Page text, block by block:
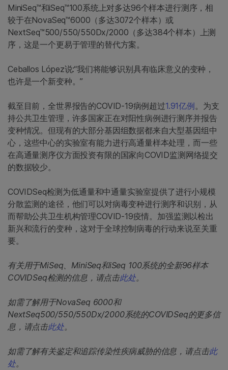
MiniSeq™和iSeq™100系统上对多达96个样本进行测序，相
较于在NovaSeq™6000（多达3072个样本）或
NextSeq™500/550/550Dx/2000（多达384个样本）上测
序，这是一个更易于管理的替代方案。
Ceballos López说:“我们将能够识别具有临床意义的变种，
也许是一个新变种。”
截至目前，全世界报告的COVID-19病例超过1.91亿例。为支
持公共卫生管理，许多国家正在对阳性病例进行测序并报告
变种情况。但现有的大部分基因组数据都来自大型基因组中
心，这些中心的实验室有能力进行高通量样本处理，而一些
在高通量测序仪方面投资有限的国家向COVID监测网络提交
的数据较少。
COVIDSeq检测为低通量和中通量实验室提供了进行小规模
分散监测的途径，他们可以对病毒变种进行测序和识别，从
而帮助公共卫生机构管理COVID-19疫情。加强监测以检出
新兴和流行的变种，这对于全球控制病毒的行动来说至关重
要。
有关用于MiSeq、MiniSeq和iSeq 100系统的全新96样本
COVIDSeq检测的信息，请点击此处。
如需了解用于NovaSeq 6000和
NextSeq500/550/550Dx/2000系统的COVIDSeq的更多信
息，请点击此处。
如需了解有关鉴定和追踪传染性疾病威胁的信息，请点击此
处。